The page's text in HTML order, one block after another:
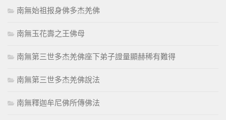
南無始祖报身佛多杰羌佛
南無玉花壽之王佛母
南無第三世多杰羌佛座下弟子證量顯赫稀有難得
南無第三世多杰羌佛說法
南無釋迦牟尼佛所傳佛法